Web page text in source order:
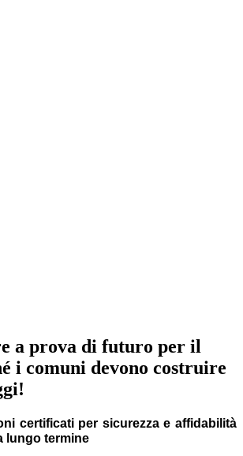
a prova di futuro per il
i comuni devono costruire
certificati per sicurezza e affidabilità
lungo termine